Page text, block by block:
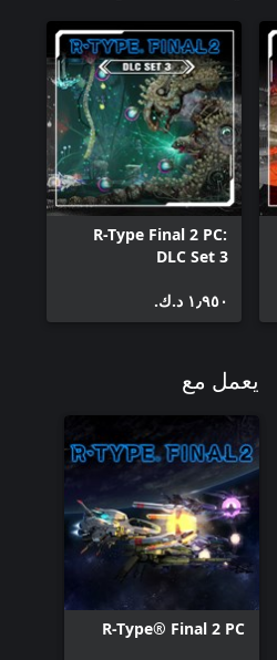
R-Type Final 2 PC:
DLC Set 3
١٫٩٥٠ د.ك.‏
يعمل مع
R-Type® Final 2 PC